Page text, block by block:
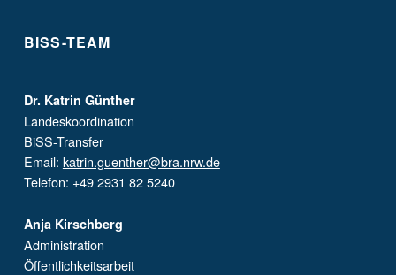
BISS-TEAM
Dr. Katrin Günther
Landeskoordination
BiSS-Transfer
Email: katrin.guenther@bra.nrw.de
Telefon: +49 2931 82 5240
Anja Kirschberg
Administration
Öffentlichkeitsarbeit